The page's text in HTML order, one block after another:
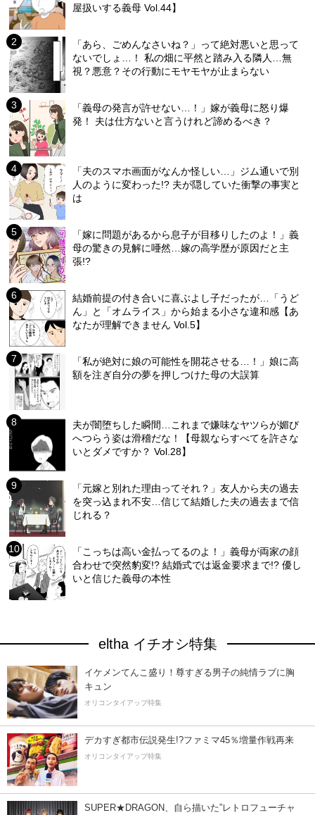
屋扱いする義母 Vol.44】
「あら、ごめんなさいね？」って絶対悪いと思って
ないでしょ…！ 私の畑に平然と踏み入る隣人…無
視？悪意？その行動にモヤモヤが止まらない
「義母の発言が許せない…！」嫁が義母に怒り爆
発！ 夫は仕方ないと言うけれど諦めるべき？
「夫のスマホ画面がなんか怪しい…」ジム通いで別
人のように変わった!? 夫が隠していた衝撃の事実と
は
「嫁に問題があるから息子が目移りしたのよ！」義
母の驚きの見解に唖然…嫁の高学歴が原因だと主
張!?
結婚前提の付き合いに喜ぶよし子だったが…「うど
ん」と「オムライス」から始まる小さな違和感【あ
なたが理解できません Vol.5】
「私が絶対に娘の可能性を開花させる…！」娘に高
額を注ぎ自分の夢を押しつけた母の大誤算
夫が闇堕ちした瞬間…これまで嫌味なヤツらが媚び
へつらう姿は滑稽だな！【母親ならすべてを許さな
いとダメですか？ Vol.28】
「元嫁と別れた理由ってそれ？」友人から夫の過去
を突っ込まれ不安…信じて結婚した夫の過去まで信
じれる？
「こっちは高い金払ってるのよ！」義母が両家の顔
合わせで突然豹変!? 結婚式では返金要求まで!? 優し
いと信じた義母の本性
eltha イチオシ特集
イケメンてんこ盛り！尊すぎる男子の純情ラブに胸
キュン
オリコンタイアップ特集
デカすぎ都市伝説発生!?ファミマ45％増量作戦再来
オリコンタイアップ特集
SUPER★DRAGON、自ら描いた”レトロフューチャ